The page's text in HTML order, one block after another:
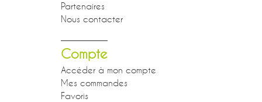
Partenaires
Nous contacter
Compte
Accéder à mon compte
Mes commandes
Favoris